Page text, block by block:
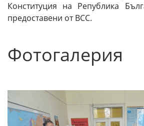
Конституция на Република
предоставени от ВСС.
Фотогалерия